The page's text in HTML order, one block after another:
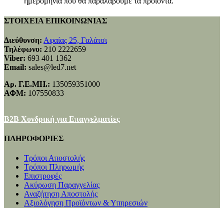
ΣΤΟΙΧΕΙΑ ΕΠΙΚΟΙΝΩΝΙΑΣ
Διεύθυνση: Αφαίας 25, Γαλάτσι
Τηλέφωνο: 210 2222659
Viber: 693 401 1362
Email: sales@led7.net
Αρ. Γ.Ε.ΜΗ.: 135059351000
ΑΦΜ: 107550833
B2B Χονδρική για Επαγγελματίες
ΠΛΗΡΟΦΟΡΙΕΣ
Τρόποι Αποστολής
Τρόποι Πληρωμής
Επιστροφές
Ακύρωση Παραγγελίας
Αναζήτηση Αποστολής
Αξιολόγηση Προϊόντων & Υπηρεσιών